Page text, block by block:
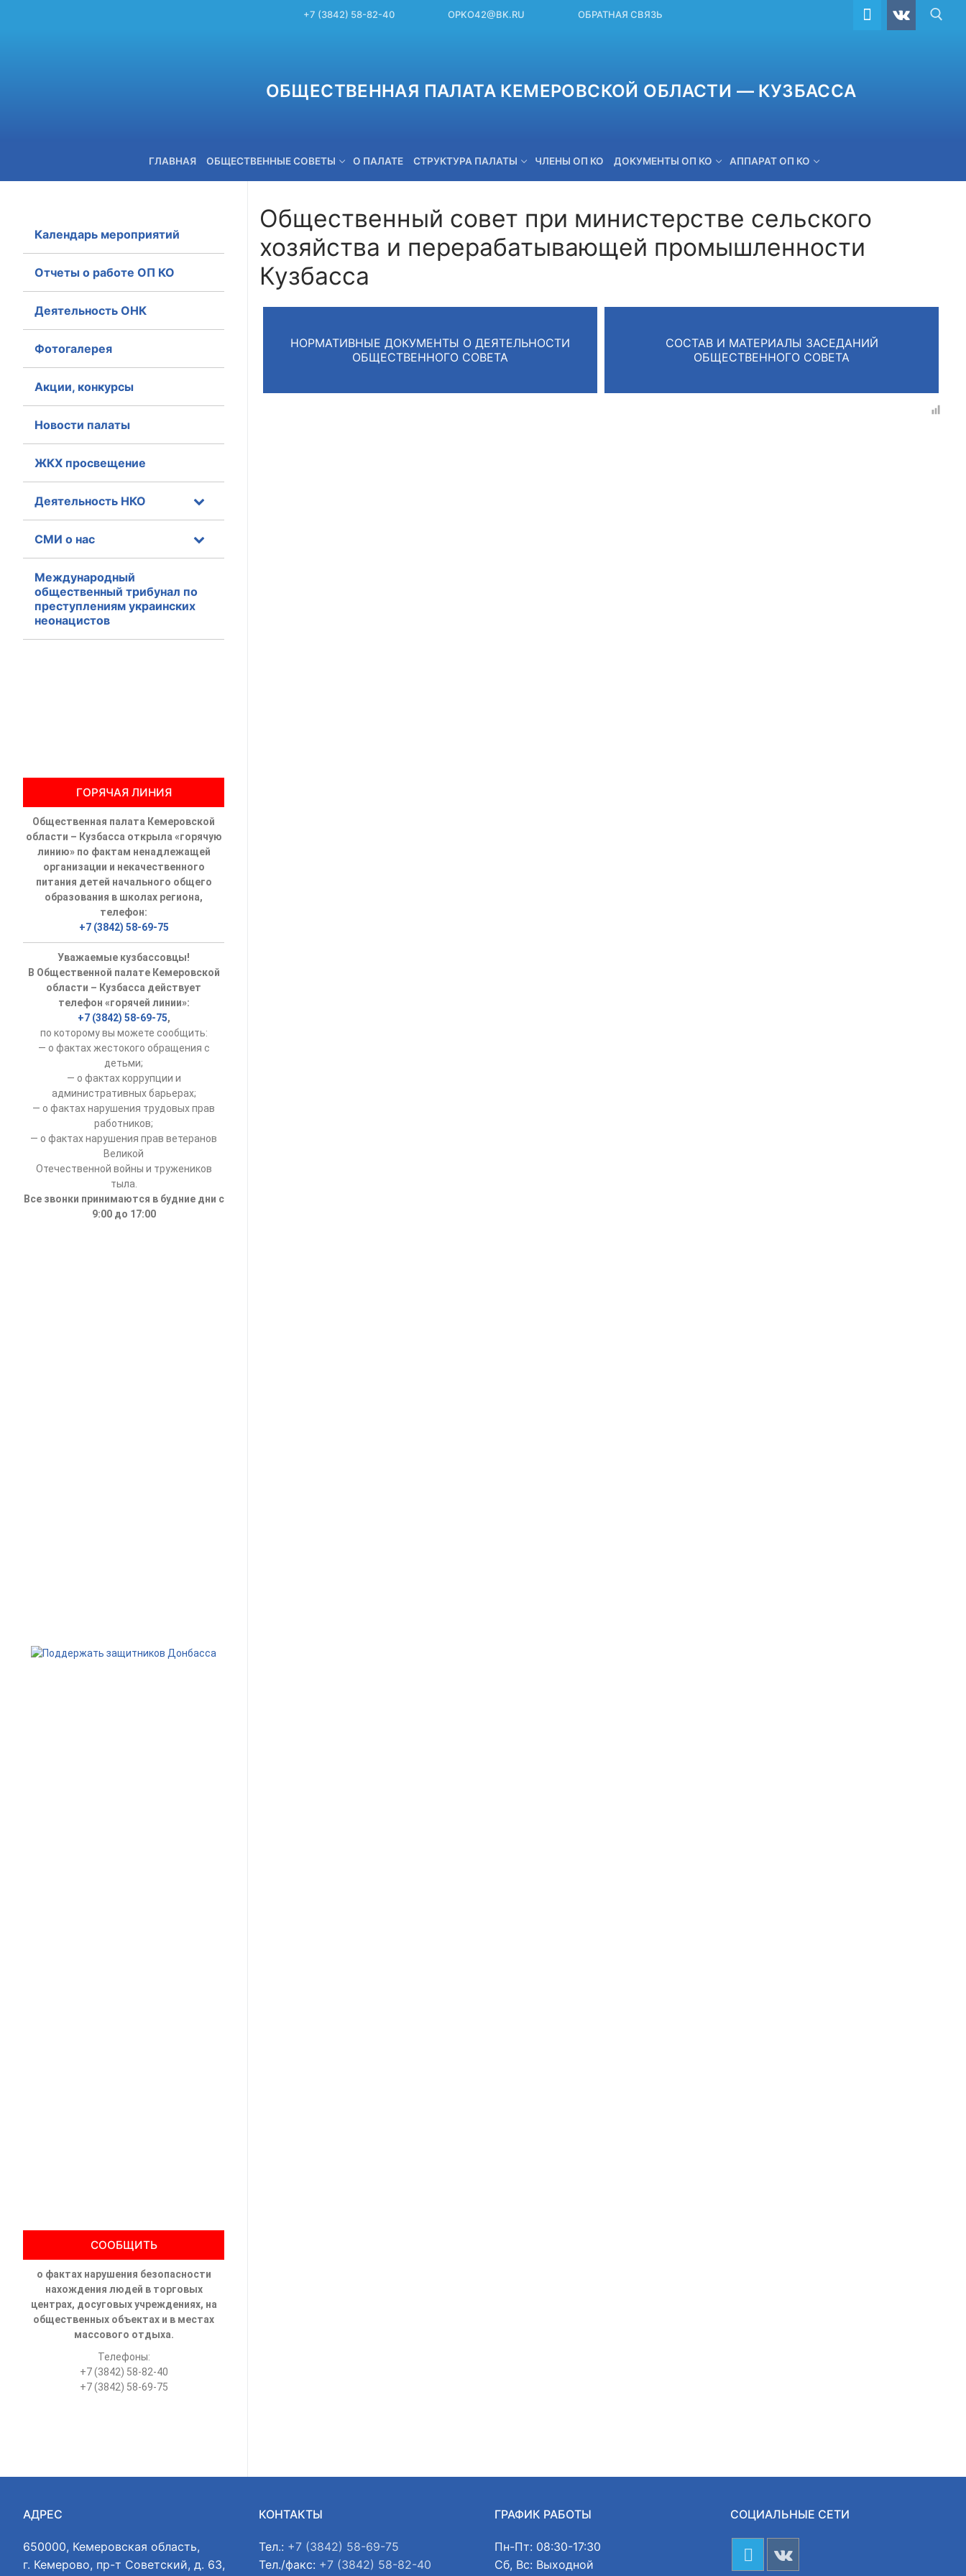
+7 (3842) 58-82-40 OPKO42@BK.RU ОБРАТНАЯ СВЯЗЬ
ОБЩЕСТВЕННАЯ ПАЛАТА КЕМЕРОВСКОЙ ОБЛАСТИ — КУЗБАССА
ГЛАВНАЯ ОБЩЕСТВЕННЫЕ СОВЕТЫ О ПАЛАТЕ СТРУКТУРА ПАЛАТЫ ЧЛЕНЫ ОП КО ДОКУМЕНТЫ ОП КО АППАРАТ ОП КО
+7 (3842) 58-82-40 OPKO42@BK.RU ОБРАТНАЯ СВЯЗЬ
Общественный совет при министерстве сельского
хозяйства и перерабатывающей промышленности
Кузбасса
НОРМАТИВНЫЕ ДОКУМЕНТЫ О ДЕЯТЕЛЬНОСТИ
ОБЩЕСТВЕННОГО СОВЕТА
СОСТАВ И МАТЕРИАЛЫ ЗАСЕДАНИЙ
ОБЩЕСТВЕННОГО СОВЕТА
Календарь мероприятий
Отчеты о работе ОП КО
Деятельность ОНК
Фотогалерея
Акции, конкурсы
Новости палаты
ЖКХ просвещение
Деятельность НКО
СМИ о нас
Международный
общественный трибунал по
преступлениям украинских
неонацистов
ГОРЯЧАЯ ЛИНИЯ
Общественная палата Кемеровской
области – Кузбасса открыла «горячую
линию» по фактам ненадлежащей
организации и некачественного
питания детей начального общего
образования в школах региона,
телефон:
+7 (3842) 58-69-75
Уважаемые кузбассовцы!
В Общественной палате Кемеровской
области – Кузбасса действует
телефон «горячей линии»:
+7 (3842) 58-69-75,
по которому вы можете сообщить:
— о фактах жестокого обращения с
детьми;
— о фактах коррупции и
административных барьерах;
— о фактах нарушения трудовых прав
работников;
— о фактах нарушения прав ветеранов
Великой
Отечественной войны и тружеников
тыла.
Все звонки принимаются в будние дни с
9:00 до 17:00
СООБЩИТЬ
о фактах нарушения безопасности
нахождения людей в торговых
центрах, досуговых учреждениях, на
общественных объектах и в местах
массового отдыха.
Телефоны:
+7 (3842) 58-82-40
+7 (3842) 58-69-75
АДРЕС
650000, Кемеровская область,
г. Кемерово, пр-т Советский, д. 63,
КОНТАКТЫ
Тел.: +7 (3842) 58-69-75
Тел./факс: +7 (3842) 58-82-40
ГРАФИК РАБОТЫ
Пн-Пт: 08:30-17:30
Сб, Вс: Выходной
СОЦИАЛЬНЫЕ СЕТИ